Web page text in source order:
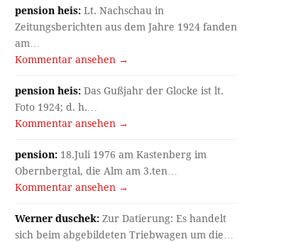
pension heis: Lt. Nachschau in
Zeitungsberichten aus dem Jahre 1924 fanden
am…
Kommentar ansehen →
pension heis: Das Gußjahr der Glocke ist lt.
Foto 1924; d. h.…
Kommentar ansehen →
pension: 18.Juli 1976 am Kastenberg im
Obernbergtal, die Alm am 3.ten…
Kommentar ansehen →
Werner duschek: Zur Datierung: Es handelt
sich beim abgebildeten Triebwagen um die…